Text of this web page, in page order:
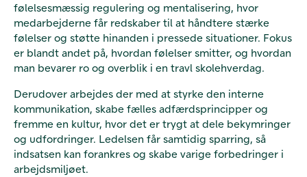
følelsesmæssig regulering og mentalisering, hvor
medarbejderne får redskaber til at håndtere stærke
følelser og støtte hinanden i pressede situationer. Fokus
er blandt andet på, hvordan følelser smitter, og hvordan
man bevarer ro og overblik i en travl skolehverdag.
Derudover arbejdes der med at styrke den interne
kommunikation, skabe fælles adfærdsprincipper og
fremme en kultur, hvor det er trygt at dele bekymringer
og udfordringer. Ledelsen får samtidig sparring, så
indsatsen kan forankres og skabe varige forbedringer i
arbejdsmiljøet.